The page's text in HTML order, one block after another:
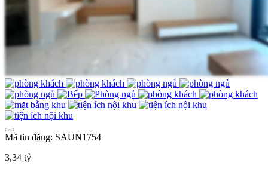
Mã tin đăng: SAUN1754
3,34 tỷ